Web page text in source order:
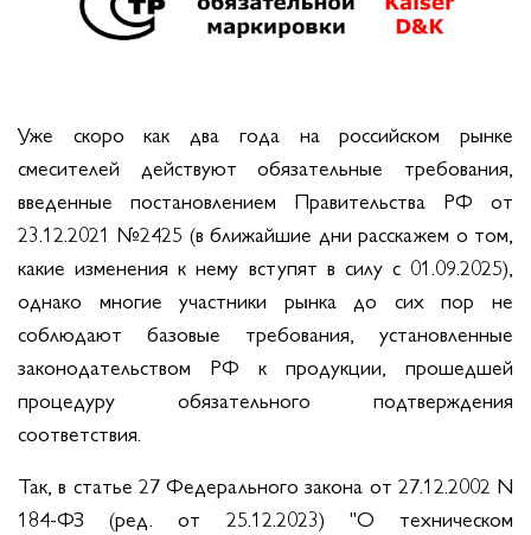
Уже скоро как два года на российском рынке
смесителей действуют обязательные требования,
введенные постановлением Правительства РФ от
23.12.2021 №2425 (в ближайшие дни расскажем о том,
какие изменения к нему вступят в силу с 01.09.2025),
однако многие участники рынка до сих пор не
соблюдают базовые требования, установленные
законодательством РФ к продукции, прошедшей
процедуру обязательного подтверждения
соответствия.
Так, в статье 27 Федерального закона от 27.12.2002 N
184-ФЗ (ред. от 25.12.2023) "О техническом